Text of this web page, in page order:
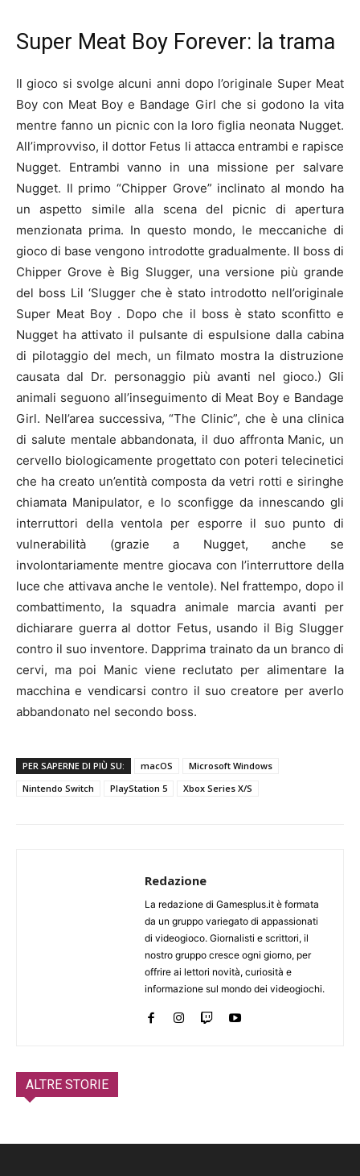
Super Meat Boy Forever: la trama
Il gioco si svolge alcuni anni dopo l’originale Super Meat
Boy con Meat Boy e Bandage Girl che si godono la vita
mentre fanno un picnic con la loro figlia neonata Nugget.
All’improvviso, il dottor Fetus li attacca entrambi e rapisce
Nugget. Entrambi vanno in una missione per salvare
Nugget. Il primo “Chipper Grove” inclinato al mondo ha
un aspetto simile alla scena del picnic di apertura
menzionata prima. In questo mondo, le meccaniche di
gioco di base vengono introdotte gradualmente. Il boss di
Chipper Grove è Big Slugger, una versione più grande
del boss Lil ‘Slugger che è stato introdotto nell’originale
Super Meat Boy . Dopo che il boss è stato sconfitto e
Nugget ha attivato il pulsante di espulsione dalla cabina
di pilotaggio del mech, un filmato mostra la distruzione
causata dal Dr. personaggio più avanti nel gioco.) Gli
animali seguono all’inseguimento di Meat Boy e Bandage
Girl. Nell’area successiva, “The Clinic”, che è una clinica
di salute mentale abbandonata, il duo affronta Manic, un
cervello biologicamente progettato con poteri telecinetici
che ha creato un’entità composta da vetri rotti e siringhe
chiamata Manipulator, e lo sconfigge da innescando gli
interruttori della ventola per esporre il suo punto di
vulnerabilità (grazie a Nugget, anche se
involontariamente mentre giocava con l’interruttore della
luce che attivava anche le ventole). Nel frattempo, dopo il
combattimento, la squadra animale marcia avanti per
dichiarare guerra al dottor Fetus, usando il Big Slugger
contro il suo inventore. Dapprima trainato da un branco di
cervi, ma poi Manic viene reclutato per alimentare la
macchina e vendicarsi contro il suo creatore per averlo
abbandonato nel secondo boss.
PER SAPERNE DI PIÙ SU: macOS
Microsoft Windows
Nintendo Switch
PlayStation 5 Xbox Series X/S
Redazione
La redazione di Gamesplus.it è formata
da un gruppo variegato di appassionati
di videogioco. Giornalisti e scrittori, il
nostro gruppo cresce ogni giorno, per
offrire ai lettori novità, curiosità e
informazione sul mondo dei videogiochi.
ALTRE STORIE